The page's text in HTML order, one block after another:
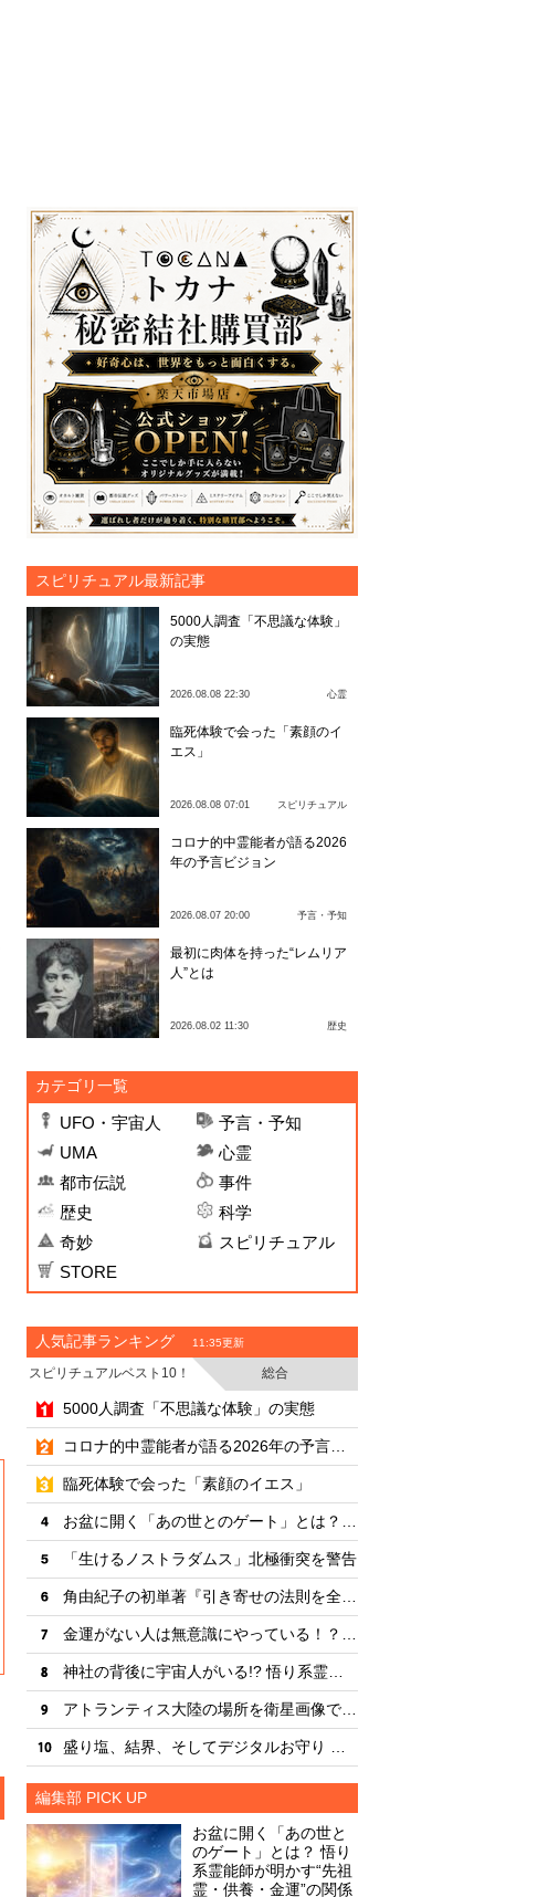
スピリチュアル最新記事
5000人調査「不思議な体験」
の実態
2026.08.08 22:30 心霊
臨死体験で会った「素顔のイ
エス」
2026.08.08 07:01 スピリチュアル
コロナ的中霊能者が語る2026
年の予言ビジョン
2026.08.07 20:00 予言・予知
最初に肉体を持った“レムリア
人”とは
2026.08.02 11:30 歴史
カテゴリ一覧
UFO・宇宙人
予言・予知
UMA
心霊
都市伝説
事件
歴史
科学
奇妙
スピリチュアル
STORE
人気記事ランキング 11:35更新
スピリチュアルベスト10！
総合
・
5000人調査「不思議な体験」の実態
・
・
臨死体験で会った「素顔のイエス」
・
・「生けるノストラダムス」北極衝突を警告
・
・
・
・
・
編集部 PICK UP
お盆に開く「あの世と
のゲート」とは？ 悟り
系霊能師が明かす“先祖
霊・供養・金運”の関係